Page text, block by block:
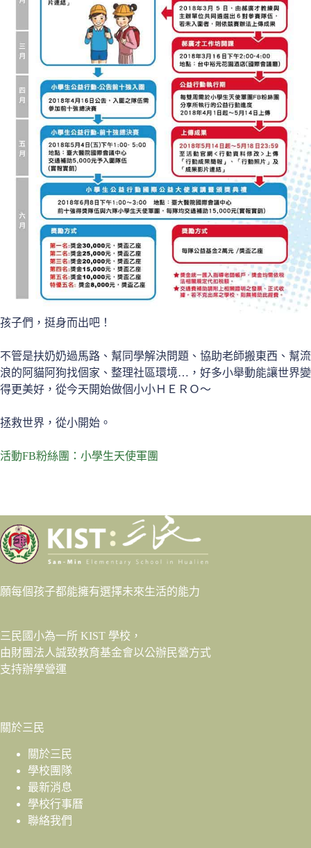
孩子們，挺身而出吧！
不管是扶奶奶過馬路、幫同學解決問題、協助老師搬東西、幫流
浪的阿貓阿狗找個家、整理社區環境…，好多小舉動能讓世界變
得更美好，從今天開始做個小小ＨＥＲＯ～
拯救世界，從小開始。
活動FB粉絲團：小學生天使軍團
願每個孩子都能擁有選擇未來生活的能力
三民國小為一所 KIST 學校，
由財團法人誠致教育基金會以公辦民營方式
支持辦學營運
關於三民
關於三民
學校團隊
最新消息
學校行事曆
聯絡我們